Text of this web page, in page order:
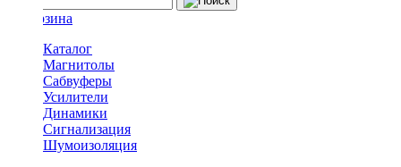
Каталог
Магнитолы
Сабвуферы
Усилители
Динамики
Сигнализация
Шумоизоляция